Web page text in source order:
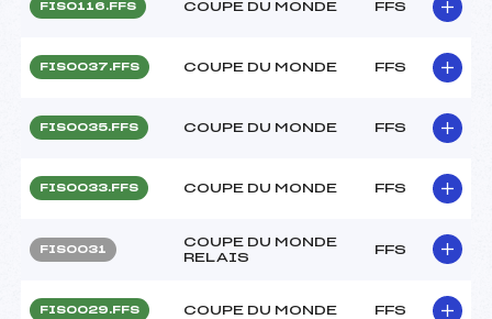
FIS0116.FFS COUPE DU MONDE FFS
FIS0037.FFS COUPE DU MONDE FFS
FIS0035.FFS COUPE DU MONDE FFS
FIS0033.FFS COUPE DU MONDE FFS
FIS0031
COUPE DU MONDE
RELAIS
FFS
FIS0029.FFS COUPE DU MONDE FFS